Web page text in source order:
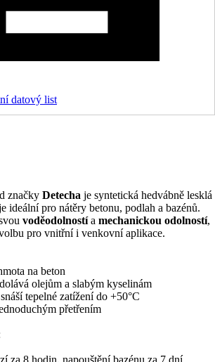
datový list
značky Detecha je syntetická hedvábně lesklá
ideální pro nátěry betonu, podlah a bazénů.
voděodolnostía mechanickou odolností,
pro vnitřní i venkovní aplikace.
na beton
olejům a slabým kyselinám
tepelné zatížení do +50°C
přetřením
za 8 hodin, napouštění bazénu za 7 dní